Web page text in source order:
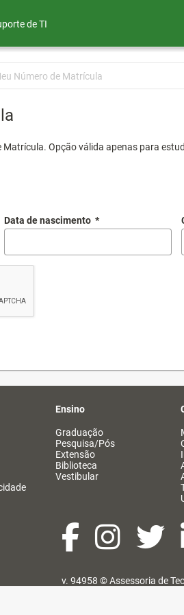
de TI
Número de Matrícula
Opção válida apenas para
Data de nascimento *
Ensino
Graduação
Pesquisa/Pós
Extensão
Biblioteca
Vestibular
v. 94958 ©Assessoria de